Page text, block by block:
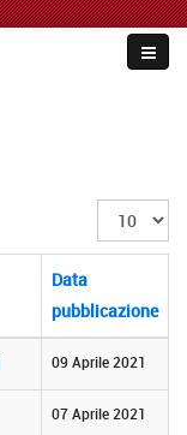
Visualizza
n.
Data
pubblicazione
09 Aprile 2021
07 Aprile 2021